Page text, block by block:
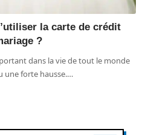
la carte de crédit
?
dans la vie de tout le monde
une forte hausse.…